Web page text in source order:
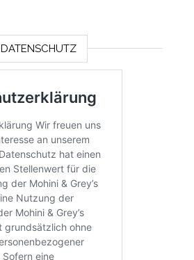
DATENSCHUTZ